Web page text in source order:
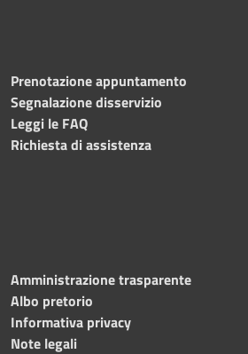
Prenotazione appuntamento
Segnalazione disservizio
Leggi le FAQ
Richiesta di assistenza
Amministrazione trasparente
Albo pretorio
Informativa privacy
Note legali